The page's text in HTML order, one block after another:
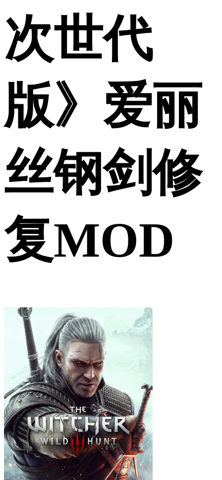
次世代
版》爱丽
丝钢剑修
复MOD